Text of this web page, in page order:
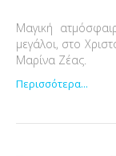
Μαγική
μεγάλοι, στo
Μαρίνα Ζέας.
Περισσότερα...